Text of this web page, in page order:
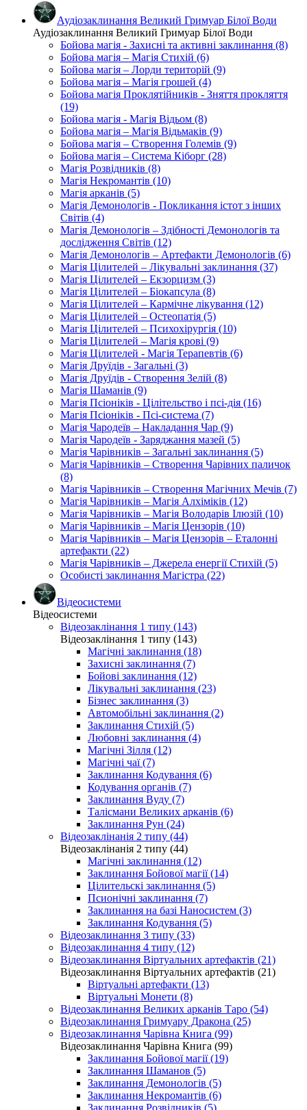
Аудіозаклинання Великий Гримуар Білої Води
Аудіозаклинання Великий Гримуар Білої Води
Бойова магія - Захисні та активні заклинання (8)
Бойова магія – Магія Стихій (6)
Бойова магія – Лорди територій (9)
Бойова магія – Магія грошей (4)
Бойова магія Проклятійників - Зняття прокляття
(19)
Бойова магія - Магія Відьом (8)
Бойова магія – Магія Відьмаків (9)
Бойова магія – Створення Големів (9)
Бойова магія – Система Кіборг (28)
Магія Розвідників (8)
Магія Некромантів (10)
Магія арканів (5)
Магія Демонологів - Покликання істот з інших
Світів (4)
Магія Демонологів – Здібності Демонологів та
дослідження Світів (12)
Магія Демонологів – Артефакти Демонологів (6)
Магія Цілителей – Лікувальні заклинання (37)
Магія Цілителей – Екзорцизм (3)
Магія Цілителей – Біокапсула (8)
Магія Цілителей – Кармічне лікування (12)
Магія Цілителей – Остеопатія (5)
Магія Цілителей – Психохірургія (10)
Магія Цілителей – Магія крові (9)
Магія Цілителей - Магія Терапевтів (6)
Магія Друїдів - Загальні (3)
Магія Друїдів - Створення Зелій (8)
Магія Шаманів (9)
Магія Псіоніків - Цілітельство і псі-дія (16)
Магія Псіоніків - Псі-система (7)
Магія Чародеїв – Накладання Чар (9)
Магія Чародеїв - Заряджання мазей (5)
Магія Чарівників – Загальні заклинання (5)
Магія Чарівників – Створення Чарівних паличок
(8)
Магія Чарівників – Створення Магічних Мечів (7)
Магія Чарівників – Магія Алхіміків (12)
Магія Чарівників – Магія Володарів Ілюзій (10)
Магія Чарівників – Магія Цензорів (10)
Магія Чарівників – Магія Цензорів – Еталонні
артефакти (22)
Магія Чарівників – Джерела енергії Стихій (5)
Особисті заклинання Магістра (22)
Відеосистеми
Відеосистеми
Відеозаклінання 1 типу (143)
Відеозаклінання 1 типу (143)
Магічні заклинання (18)
Захисні заклинання (7)
Бойові заклинання (12)
Лікувальні заклинання (23)
Бізнес заклинання (3)
Автомобільні заклинання (2)
Заклинання Стихій (5)
Любовні заклинання (4)
Магічні Зілля (12)
Магічні чаї (7)
Заклинання Кодування (6)
Кодування органів (7)
Заклинання Вуду (7)
Талісмани Великих арканів (6)
Заклинання Рун (24)
Відеозаклінанія 2 типу (44)
Відеозаклінанія 2 типу (44)
Магічні заклинання (12)
Заклинання Бойової магії (14)
Цілительскі заклинання (5)
Псионічні заклинання (7)
Заклинання на базі Наносистем (3)
Заклинання Кодування (5)
Відеозаклинання 3 типу (33)
Відеозаклинання 4 типу (12)
Відеозаклинання Віртуальних артефактів (21)
Відеозаклинання Віртуальних артефактів (21)
Віртуальні артефакти (13)
Віртуальні Монети (8)
Відеозаклинання Великих арканів Таро (54)
Відеозаклинання Гримуару Дракона (25)
Відеозаклинання Чарівна Книга (99)
Відеозаклинання Чарівна Книга (99)
Заклинання Бойової магії (19)
Заклинання Шаманов (5)
Заклинання Демонологів (5)
Заклинання Некромантів (6)
Заклинання Розвідників (5)